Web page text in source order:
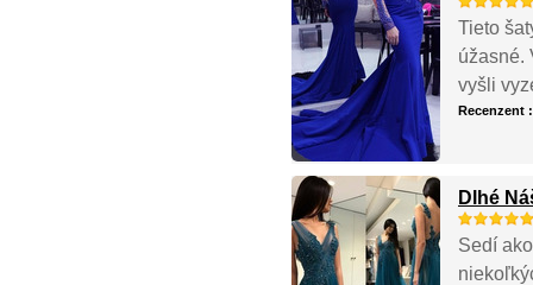
Tieto
úžasné.
vyšli
Recenzent
Dlhé
Sedí